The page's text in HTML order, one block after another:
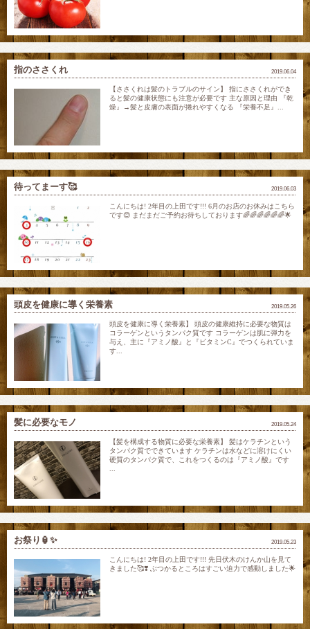
2019.06.04
指のささくれ
【ささくれは髪のトラブルのサイン】 指にささくれができ
ると髪の健康状態にも注意が必要です 主な原因と理由 『乾
燥』→髪と皮膚の表面が捲れやすくなる 『栄養不足』...
2019.06.03
待ってまーす🥰
こんにちは! 2年目の上田です!!! 6月のお店のお休みはこちら
です😊 まだまだご予約お待ちしております🌈🌈🌈🌈🌈🌈🌟
2019.05.26
頭皮を健康に導く栄養素
頭皮を健康に導く栄養素】 頭皮の健康維持に必要な物質は
コラーゲンというタンパク質です コラーゲンは肌に弾力を
与え、主に『アミノ酸』と『ビタミンC』でつくられていま
す...
2019.05.24
髪に必要なモノ
【髪を構成する物質に必要な栄養素】 髪はケラチンという
タンパク質でできています ケラチンは水などに溶けにくい
硬質のタンパク質で、これをつくるのは『アミノ酸』です
2019.05.23
お祭り🏮✨
こんにちは! 2年目の上田です!!! 先日伏木のけんか山を見て
きました🥰❣️ ぶつかるところはすごい迫力で感動しました🌟